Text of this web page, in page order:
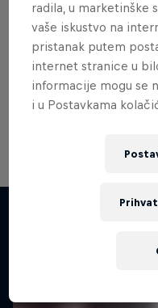
Red Bull
27 rujan 2026
Red Bull
F1
radila, u marketinške
vaše iskustvo na
pristanak putem
internet stranice u
informacije mogu se
i u Postavkama